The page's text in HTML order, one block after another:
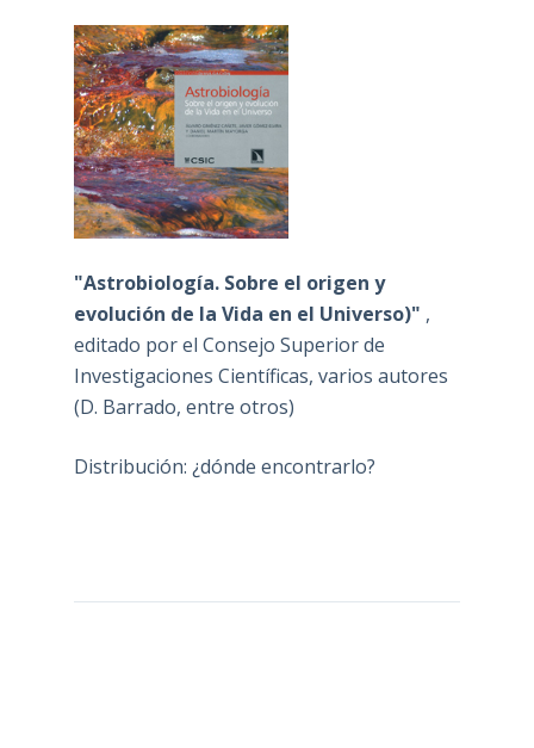
"Astrobiología. Sobre el origen y
evolución de la Vida en el Universo)" ,
editado por el Consejo Superior de
Investigaciones Científicas, varios autores
(D. Barrado, entre otros)
Distribución: ¿dónde encontrarlo?